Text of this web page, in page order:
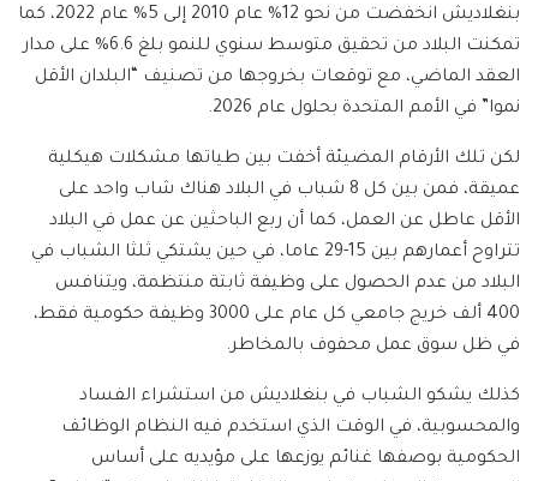
بنغلاديش انخفضت من نحو 12% عام 2010 إلى 5% عام 2022، كما
تمكنت البلاد من تحقيق متوسط سنوي للنمو بلغ 6.6% على مدار
العقد الماضي، مع توقعات بخروجها من تصنيف “البلدان الأقل
نموا” في الأمم المتحدة بحلول عام 2026.
لكن تلك الأرقام المضيئة أخفت بين طياتها مشكلات هيكلية
عميقة، فمن بين كل 8 شباب في البلاد هناك شاب واحد على
الأقل عاطل عن العمل، كما أن ربع الباحثين عن عمل في البلاد
تتراوح أعمارهم بين 15-29 عاما، في حين يشتكي ثلثا الشباب في
البلاد من عدم الحصول على وظيفة ثابتة منتظمة، ويتنافس
400 ألف خريج جامعي كل عام على 3000 وظيفة حكومية فقط،
في ظل سوق عمل محفوف بالمخاطر.
كذلك يشكو الشباب في بنغلاديش من استشراء الفساد
والمحسوبية، في الوقت الذي استخدم فيه النظام الوظائف
الحكومية بوصفها غنائم يوزعها على مؤيديه على أساس